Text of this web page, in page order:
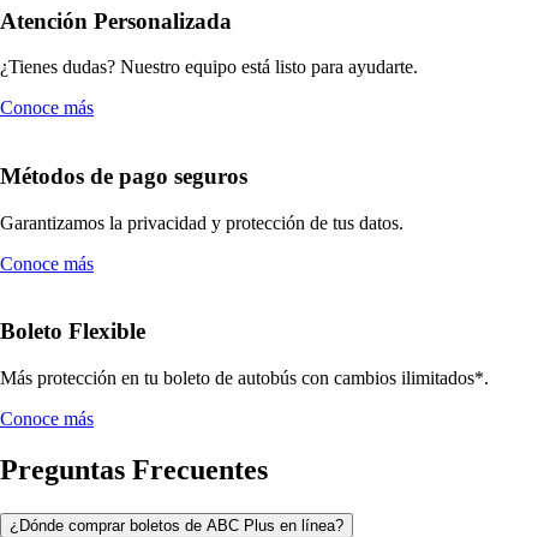
Atención Personalizada
¿Tienes dudas? Nuestro equipo está listo para ayudarte.
Conoce más
Métodos de pago seguros
Garantizamos la privacidad y protección de tus datos.
Conoce más
Boleto Flexible
Más protección en tu boleto de autobús con cambios ilimitados*.
Conoce más
Preguntas Frecuentes
¿Dónde comprar boletos de ABC Plus en línea?